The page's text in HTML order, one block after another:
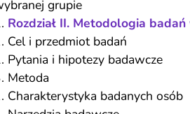
grupie
Rozdział II. Metodologia badań
Cel i przedmiot badań
Pytania i hipotezy badawcze
Metoda
Charakterystyka badanych osób